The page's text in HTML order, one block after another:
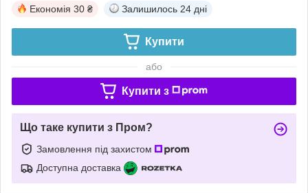
Економія 30 ₴ Залишилось 24 дні
Купити
або
Купити з
Що таке купити з Пром?
Замовлення під захистом
Доступна доставка